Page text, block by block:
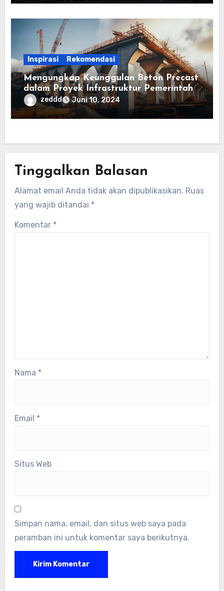
Inspirasi Rekomendasi
Mengungkap Keunggulan Beton Precast
dalam Proyek Infrastruktur Pemerintah
zeddd Juni 10, 2024
Tinggalkan Balasan
Alamat email Anda tidak akan dipublikasikan. Ruas
yang wajib ditandai *
Komentar *
Nama *
Email *
Situs Web
Simpan nama, email, dan situs web saya pada
peramban ini untuk komentar saya berikutnya.